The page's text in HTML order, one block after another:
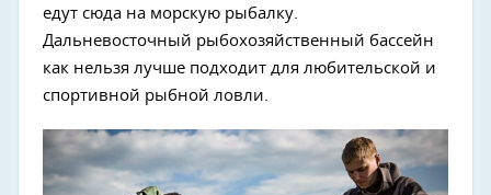
едут сюда на морскую рыбалку.
Дальневосточный рыбохозяйственный бассейн
как нельзя лучше подходит для любительской и
спортивной рыбной ловли.